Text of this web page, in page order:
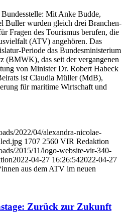
Mit Anke Budde,
Buller wurden gleich drei Branchen-
Fragen des Tourismus berufen, die
(ATV) angehören. Das
Periode das Bundesministerium
(BMWK), das seit der vergangenen
von Minister Dr. Robert Habeck
ist Claudia Müller (MdB),
für maritime Wirtschaft und
2022/04/alexandra-nicolae-
1707 2560 VIR Redaktion
2015/11/logo-website-vir-340-
2022-04-27 16:26:542022-04-27
aus dem ATV im neuen
Zurück zur Zukunft